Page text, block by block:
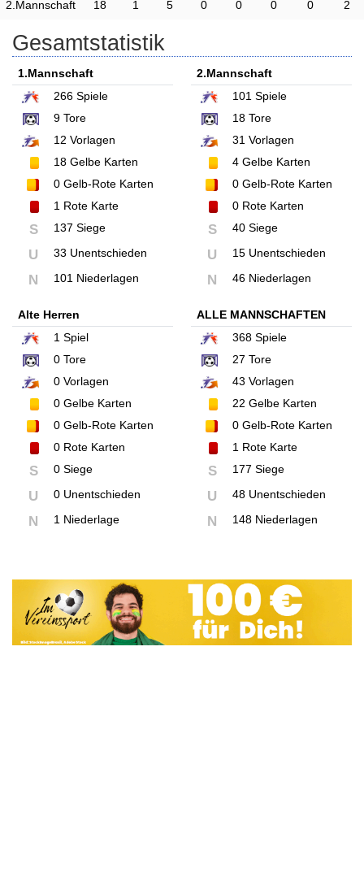
2.Mannschaft 18 1 5 0 0 0 0 2
Gesamtstatistik
1.Mannschaft
266 Spiele
9 Tore
12 Vorlagen
18 Gelbe Karten
0 Gelb-Rote Karten
1 Rote Karte
S 137 Siege
U 33 Unentschieden
N 101 Niederlagen
2.Mannschaft
101 Spiele
18Tore
31 Vorlagen
4Gelbe Karten
0Gelb-Rote Karten
0Rote Karten
S 40 Siege
U 15 Unentschieden
N 46 Niederlagen
Alte Herren
1 Spiel
0 Tore
0 Vorlagen
0 Gelbe Karten
0 Gelb-Rote Karten
0 Rote Karten
S 0 Siege
U 0 Unentschieden
N 1 Niederlage
ALLE MANNSCHAFTEN
368Spiele
27 Tore
43 Vorlagen
22 Gelbe Karten
0Gelb-Rote Karten
1 Rote Karte
S 177 Siege
U 48 Unentschieden
N 148 Niederlagen